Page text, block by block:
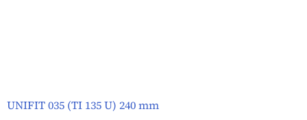
UNIFIT 035 (TI 135 U) 240 mm